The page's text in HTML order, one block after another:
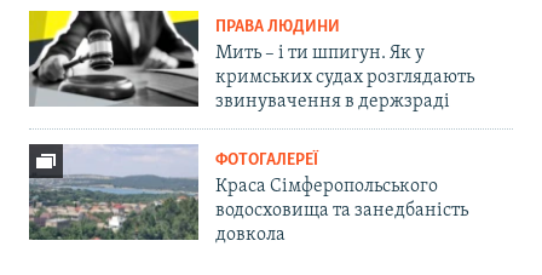
ПРАВА ЛЮДИНИ
Мить – і ти шпигун. Як у
кримських судах розглядають
звинувачення в держзраді
ФОТОГАЛЕРЕЇ
Краса Сімферопольського
водосховища та занедбаність
довкола